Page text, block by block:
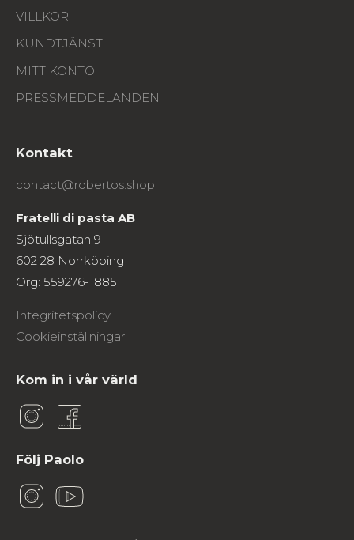
VILLKOR
KUNDTJÄNST
MITT KONTO
PRESSMEDDELANDEN
Kontakt
contact@robertos.shop
Fratelli di pasta AB
Sjötullsgatan 9
602 28 Norrköping
Org: 559276-1885
Integritetspolicy
Cookieinställningar
Kom in i vår värld
Följ Paolo